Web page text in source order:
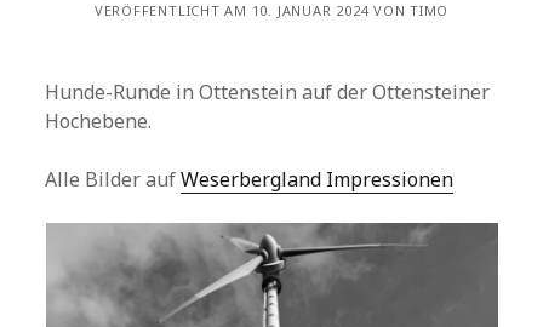
VERÖFFENTLICHT AM 10. JANUAR 2024 VON TIMO
Hunde-Runde in Ottenstein auf der Ottensteiner
Hochebene.
Alle Bilder aufWeserbergland Impressionen